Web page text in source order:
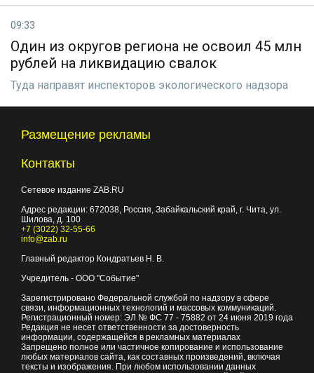
09:33
Один из округов региона не освоил 45 млн
рублей на ликвидацию свалок
Туда направят инспекторов экологического надзора
Размещение рекламы
Контакты
Сетевое издание ZAB.RU
Адрес редакции: 672038, Россия, Забайкальский край, г. Чита, ул.
Шилова, д. 100
+7 (3022) 32-55-66
info@zab.ru
Главный редактор Кондратьев Н. В.
Учредитель - ООО "Событие"
Зарегистрировано Федеральной службой по надзору в сфере
связи, информационных технологий и массовых коммуникаций.
Регистрационный номер: ЭЛ № ФС 77 - 75882 от 24 июня 2019 года
Редакция не несет ответственности за достоверность
информации, содержащейся в рекламных материалах
Запрещено полное или частичное копирование и использование
любых материалов сайта, как составных произведений, включая
тексты и изображения. При любом использовании данных